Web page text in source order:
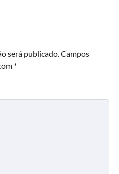
será publicado. Campos
*